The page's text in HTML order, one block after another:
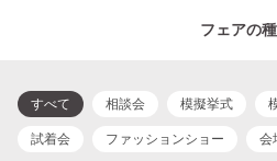
フェアの
すべて 相談会 模擬挙式
試着会
ファッションショー
会